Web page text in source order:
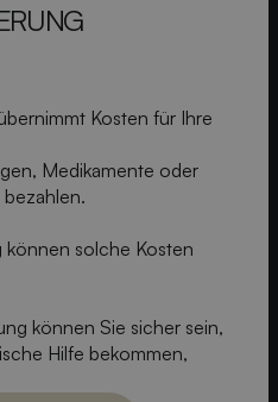
Kosten für Ihre
Medikamente oder
können solche Kosten
können Sie sicher sein,
Hilfe bekommen,